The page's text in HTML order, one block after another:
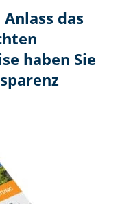
das
haben Sie